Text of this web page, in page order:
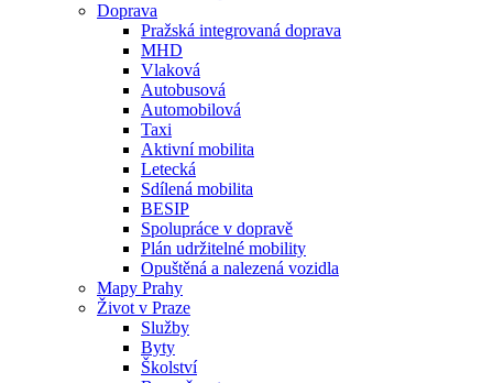
Doprava
Pražská integrovaná doprava
MHD
Vlaková
Autobusová
Automobilová
Taxi
Aktivní mobilita
Letecká
Sdílená mobilita
BESIP
Spolupráce v dopravě
Plán udržitelné mobility
Opuštěná a nalezená vozidla
Mapy Prahy
Život v Praze
Služby
Byty
Školství